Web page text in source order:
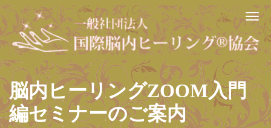
脳内ヒーリングZOOM入門
編セミナーのご案内